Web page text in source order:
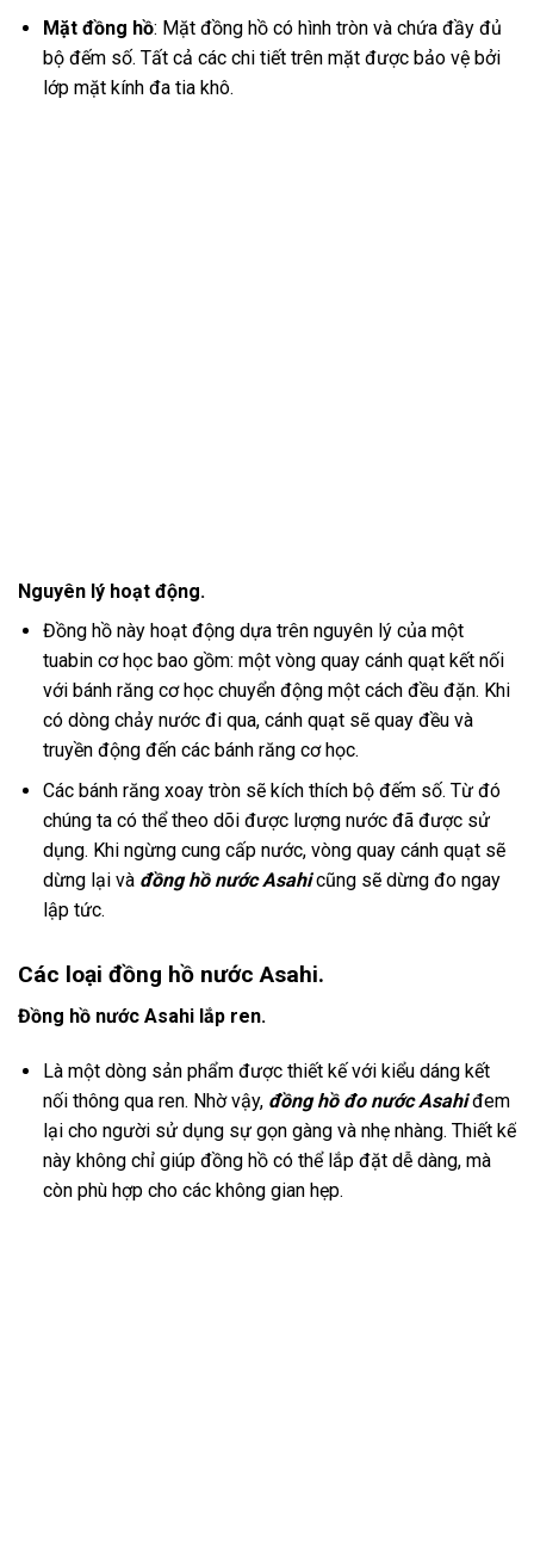
Mặt đồng hồ: Mặt đồng hồ có hình tròn và chứa đầy đủ
bộ đếm số. Tất cả các chi tiết trên mặt được bảo vệ bởi
lớp mặt kính đa tia khô.
Nguyên lý hoạt động.
Đồng hồ này hoạt động dựa trên nguyên lý của một
tuabin cơ học bao gồm: một vòng quay cánh quạt kết nối
với bánh răng cơ học chuyển động một cách đều đặn. Khi
có dòng chảy nước đi qua, cánh quạt sẽ quay đều và
truyền động đến các bánh răng cơ học.
Các bánh răng xoay tròn sẽ kích thích bộ đếm số. Từ đó
chúng ta có thể theo dõi được lượng nước đã được sử
dụng. Khi ngừng cung cấp nước, vòng quay cánh quạt sẽ
dừng lại và đồng hồ nước Asahicũng sẽ dừng đo ngay
lập tức.
Các loại đồng hồ nước Asahi.
Đồng hồ nước Asahi lắp ren.
Là một dòng sản phẩm được thiết kế với kiểu dáng kết
nối thông qua ren. Nhờ vậy, đồng hồ đo nước Asahiđem
lại cho người sử dụng sự gọn gàng và nhẹ nhàng. Thiết kế
này không chỉ giúp đồng hồ có thể lắp đặt dễ dàng, mà
còn phù hợp cho các không gian hẹp.